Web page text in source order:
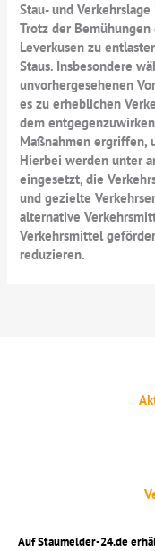
Stau- und
Trotz der
Leverkusen zu
Staus. Insbesondere
unvorhergesehenen
es zu erheblichen
dem
Maßnahmen ergriffen,
Hierbei werden unter
eingesetzt, die
und gezielte
alternative
Verkehrsmittel
reduzieren.
Auf Staumelder-24.de